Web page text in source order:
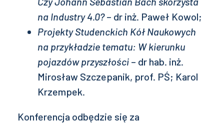
na Industry 4.0?– dr inż. Paweł Kowol;
Projekty Studenckich Kół Naukowych
na przykładzie tematu: W kierunku
pojazdów przyszłości – dr hab. inż.
Mirosław Szczepanik, prof. PŚ; Karol
Krzempek.
Konferencja odbędzie się za